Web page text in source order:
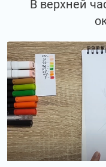
В верхней